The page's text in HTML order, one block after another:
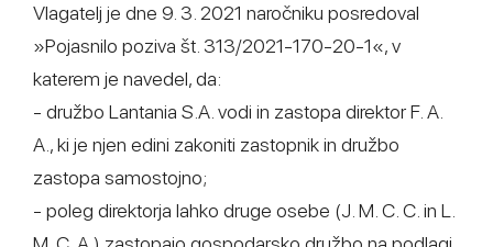
Vlagatelj je dne 9. 3. 2021 naročniku posredoval
»Pojasnilo poziva št. 313/2021-170-20-1«, v
katerem je navedel, da:
- družbo Lantania S.A. vodi in zastopa direktor F. A.
A., ki je njen edini zakoniti zastopnik in družbo
zastopa samostojno;
- poleg direktorja lahko druge osebe (J. M. C. C. in L.